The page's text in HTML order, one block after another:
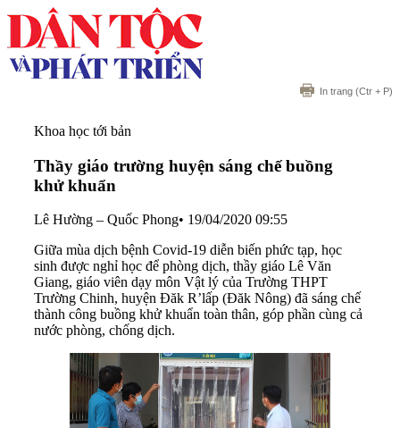
In trang (Ctr + P)
Khoa học tới bản
Thầy giáo trường huyện sáng chế buồng
khử khuẩn
Lê Hường – Quốc Phong• 19/04/2020 09:55
Giữa mùa dịch bệnh Covid-19 diễn biến phức tạp, học
sinh được nghỉ học để phòng dịch, thầy giáo Lê Văn
Giang, giáo viên dạy môn Vật lý của Trường THPT
Trường Chinh, huyện Đăk R’lấp (Đăk Nông) đã sáng chế
thành công buồng khử khuẩn toàn thân, góp phần cùng cả
nước phòng, chống dịch.